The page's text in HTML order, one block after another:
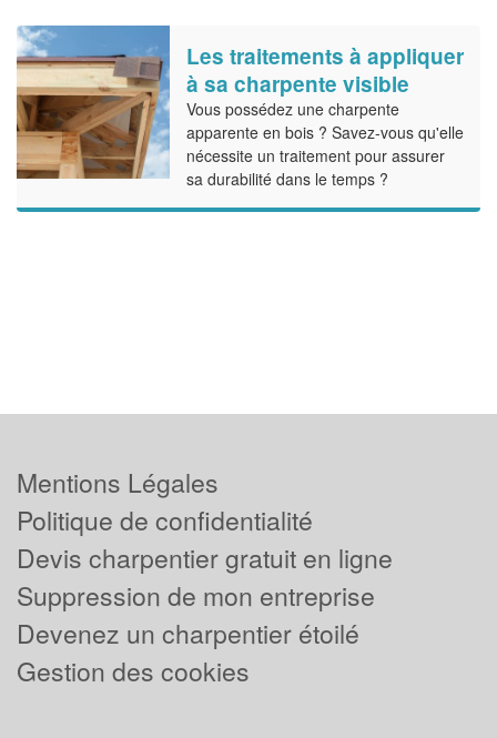
Les traitements à appliquer
à sa charpente visible
Vous possédez une charpente
apparente en bois ? Savez-vous qu'elle
nécessite un traitement pour assurer
sa durabilité dans le temps ?
Mentions Légales
Politique de confidentialité
Devis charpentier gratuit en ligne
Suppression de mon entreprise
Devenez un charpentier étoilé
Gestion des cookies